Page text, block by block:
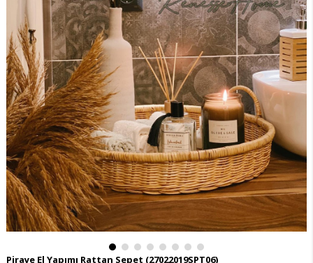
Piraye El Yapımı Rattan Sepet (27022019SPT06)